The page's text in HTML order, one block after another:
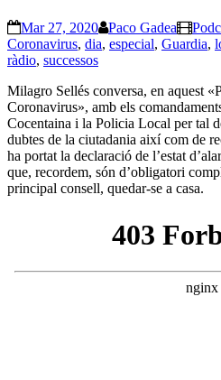
Mar 27, 2020 Paco Gadea
Coronavirus, dia, especial, Guardia,
ràdio, successos
Milagro Sellés conversa, en aquest
Coronavirus», amb els
Cocentaina i la Policia Local per tal
dubtes de la ciutadania així com de
ha portat la declaració de l’estat
que, recordem, són d’obligatori
principal consell, quedar-se a casa.